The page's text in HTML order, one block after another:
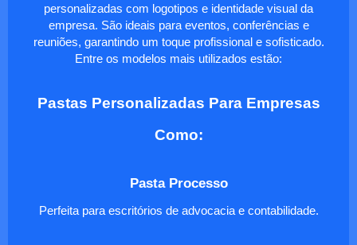
personalizadas com logotipos e identidade visual da
empresa. São ideais para eventos, conferências e
reuniões, garantindo um toque profissional e sofisticado.
Entre os modelos mais utilizados estão:
Pastas Personalizadas Para Empresas
Como:
Pasta Processo
Perfeita para escritórios de advocacia e contabilidade.